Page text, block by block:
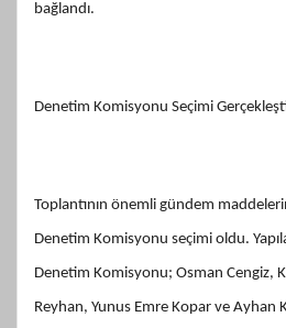
bağlandı.
Denetim Komisyonu Seçimi
Toplantının önemli gündem
Denetim Komisyonu seçimi oldu.
Denetim Komisyonu; Osman Cengiz,
Reyhan, Yunus Emre Kopar ve Ayhan